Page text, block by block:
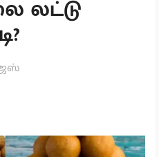
லட்டு